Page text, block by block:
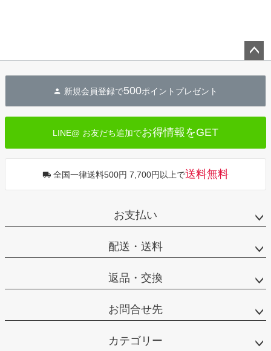
へ
新規会員登録で500ポイントプレゼント
LINE@ お友だち追加でお得情報をGET
全国一律送料500円 7,700円以上で送料無料
お支払い
配送・送料
返品・交換
お問合せ先
カテゴリー